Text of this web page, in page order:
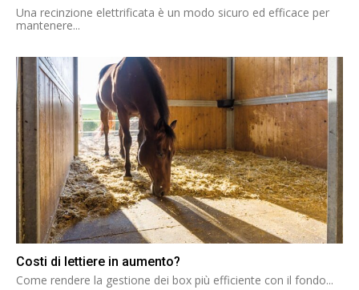
Una recinzione elettrificata è un modo sicuro ed efficace per
mantenere...
Costi di lettiere in aumento?
Come rendere la gestione dei box più efficiente con il fondo...